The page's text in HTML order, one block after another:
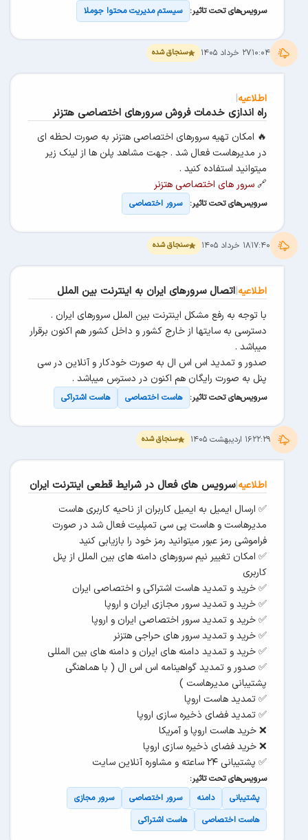
سرویس‌های تحت تاثیر: سیستم مدیریت محتوا جوملا
۱۰:۰۴۲۷ خرداد ۱۴۰۵ سنجاق شده
اطلاعیه|
راه اندازی خدمات فروش سرورهای اختصاصی هتزنر
🔥 امکان تهیه سرورهای اختصاصی هتزنر به صورت لحظه ای
در مدیرهاست فعال شد . جهت مشاهد پلن ها از لینک زیر
میتوانید استفاده کنید .
🔗سرور های اختصاصی هتزنر
سرویس‌های تحت تاثیر: سرور اختصاصی
۱۷:۴۰۱۸ خرداد ۱۴۰۵ سنجاق شده
اطلاعیه|اتصال سرورهای ایران به اینترنت بین الملل
با توجه به رفع مشکل اینترنت بین الملل سرورهای ایران .
دسترسی به سایتها از خارج کشور و داخل کشور هم اکنون برقرار
میباشد .
صدور و تمدید اس اس ال به صورت خودکار و آنلاین در سی
پنل به صورت رایگان هم اکنون در دسترس میباشد .
سرویس‌های تحت تاثیر: هاست اختصاصی هاست اشتراکی
۲۲:۲۹۱۶ اردیبهشت ۱۴۰۵ سنجاق شده
اطلاعیه|سرویس های فعال در شرایط قطعی اینترنت ایران
✅ ارسال ایمیل به ایمیل کاربران از ناحیه کاربری هاست
مدیرهاست و هاست پی سی تمپلیت فعال شد در صورت
فراموشی رمز عبور میتوانید رمز خود را بازیابی کنید
✅ امکان تغییر نیم سرورهای دامنه های بین الملل از پنل
کاربری
✅ خرید و تمدید هاست اشتراکی و اختصاصی ایران
✅ خرید و تمدید سرور مجازی ایران و اروپا
✅ خرید و تمدید سرور اختصاصی ایران و اروپا
✅ خرید و تمدید سرور های حراجی هتزنر
✅ خرید و تمدید دامنه های ایران و دامنه های بین المللی
✅ صدور و تمدید گواهینامه اس اس ال ( با هماهنگی
پشتیبانی مدیرهاست )
✅ تمدید هاست اروپا
✅ تمدید فضای ذخیره سازی اروپا
❌ خرید هاست اروپا و آمریکا
❌ خرید فضای ذخیره سازی اروپا
✅ پشتیبانی ۲۴ ساعته و مشاوره آنلاین سایت
سرویس‌های تحت تاثیر:
پشتیبانی
دامنه سرور اختصاصی
سرور مجازی
هاست اختصاصی
هاست اشتراکی